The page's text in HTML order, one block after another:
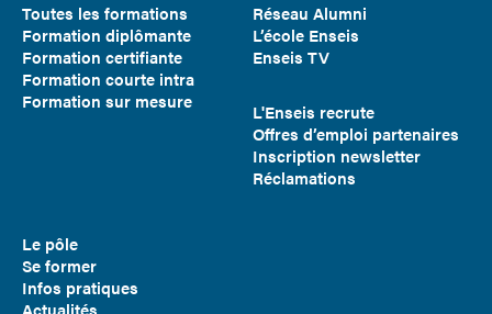
Toutes les formations
Formation diplômante
Formation certifiante
Formation courte intra
Formation sur mesure
Réseau Alumni
L’école Enseis
Enseis TV
L'Enseis recrute
Offres d’emploi partenaires
Inscription newsletter
Réclamations
Le pôle
Se former
Infos pratiques
Actualités